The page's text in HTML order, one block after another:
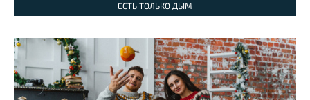
ЕСТЬ ТОЛЬКО ДЫМ